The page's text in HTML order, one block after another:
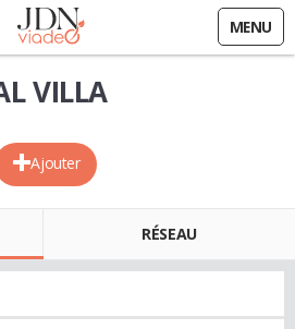
MENU
Ajouter
VILLA
RÉSEAU